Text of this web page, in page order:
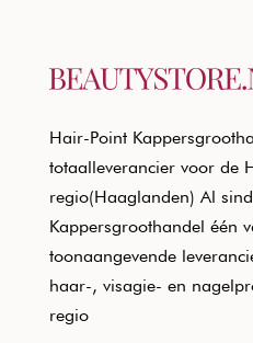
Hair-Point
totaalleverancier voor de
regio(Haaglanden) Al
Kappersgroothandel één
toonaangevende
haar-, visagie- en
regio